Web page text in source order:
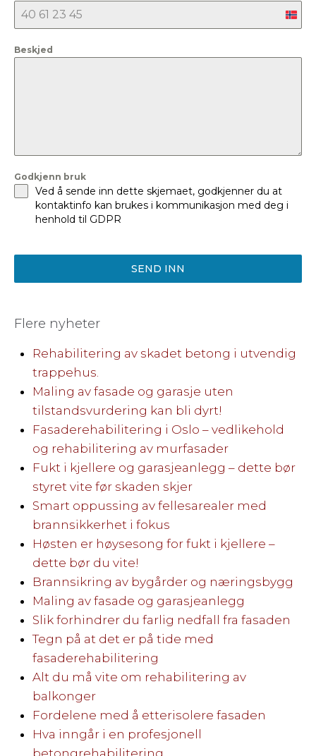
Beskjed
Godkjenn bruk
Ved å sende inn dette skjemaet, godkjenner du at
kontaktinfo kan brukes i kommunikasjon med deg i
henhold til GDPR
SEND INN
Flere nyheter
Rehabilitering av skadet betong i utvendig
trappehus.
Maling av fasade og garasje uten
tilstandsvurdering kan bli dyrt!
Fasaderehabilitering i Oslo – vedlikehold
og rehabilitering av murfasader
Fukt i kjellere og garasjeanlegg – dette bør
styret vite før skaden skjer
Smart oppussing av fellesarealer med
brannsikkerhet i fokus
Høsten er høysesong for fukt i kjellere –
dette bør du vite!
Brannsikring av bygårder og næringsbygg
Maling av fasade og garasjeanlegg
Slik forhindrer du farlig nedfall fra fasaden
Tegn på at det er på tide med
fasaderehabilitering
Alt du må vite om rehabilitering av
balkonger
Fordelene med å etterisolere fasaden
Hva inngår i en profesjonell
betongrehabilitering